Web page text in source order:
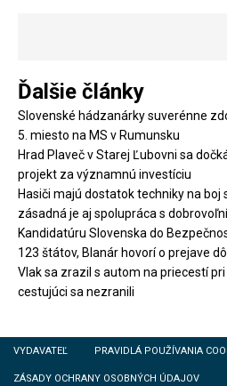
Ďalšie články
Slovenské hádzanárky suverénne
5. miesto na MS v Rumunsku
Hrad Plaveč v Starej Ľubovni sa
projekt za významnú investíciu
Hasiči majú dostatok techniky na boj
zásadná je aj spolupráca s
Kandidatúru Slovenska do
123 štátov, Blanár hovorí o prejave
Vlak sa zrazil s autom na priecestí
cestujúci sa nezranili
VYDAVATEĽ PRAVIDLÁ POUŽÍVANIA
ZÁSADY OCHRANY OSOBNÝCH ÚDAJOV